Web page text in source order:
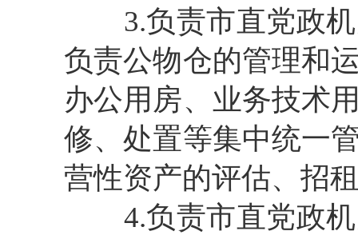
3.负责市直党政机
负责公物仓的管理和
办公用房、业务技术
修、处置等集中统一
营性资产的评估、招
4.负责市直党政机